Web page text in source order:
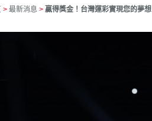
> 最新消息 > 贏得獎金！台灣運彩實現您的夢想